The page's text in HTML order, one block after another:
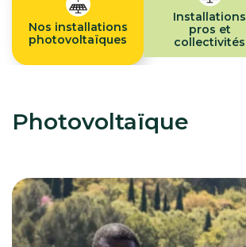
Nos installations
photovoltaïques
Installations
pros et
collectivités
Photovoltaïque